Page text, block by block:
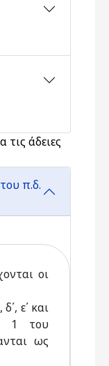
τις άδειες
π.δ.
οι
ε΄ και
1 του
ως